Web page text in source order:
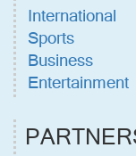
International
Sports
Business
Entertainment